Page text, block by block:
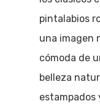
pintalabios
una imagen
cómoda de
belleza
estampados